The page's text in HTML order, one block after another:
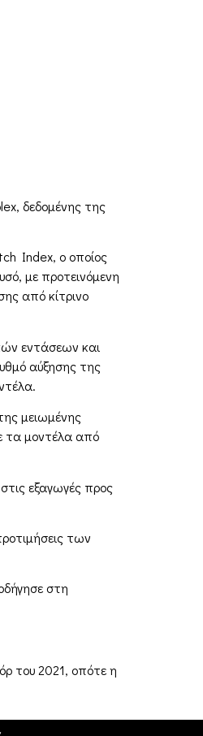
δεδομένης της
Index, ο οποίος
με προτεινόμενη
από κίτρινο
εντάσεων και
αύξησης της
μειωμένης
τα μοντέλα από
εξαγωγές προς
των
στη
του 2021, οπότε η